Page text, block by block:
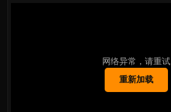
网络异常，请重试
重新加载